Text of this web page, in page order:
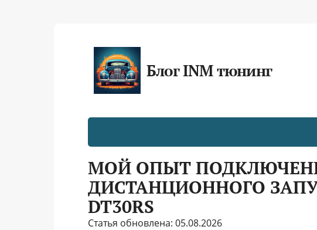
Блог INM тюнинг
МОЙ ОПЫТ
ДИСТАНЦИОННОГО
DT30RS
Статья обновлена: 05.08.2026